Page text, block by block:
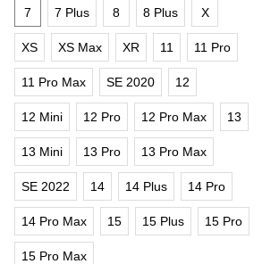
7
7 Plus 8 8 Plus X
XS XS Max XR 11 11 Pro
11 Pro Max SE 2020 12
12 Mini 12 Pro 12 Pro Max 13
13 Mini 13 Pro 13 Pro Max
SE 2022 14 14 Plus 14 Pro
14 Pro Max 15 15 Plus 15 Pro
15 Pro Max